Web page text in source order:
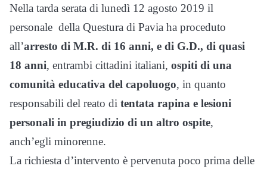
Nella tarda serata di lunedì 12 agosto 2019 il
personale della Questura di Pavia ha proceduto
all’arresto di M.R. di 16 anni, e di G.D., di quasi
18 anni, entrambi cittadini italiani, ospiti di una
comunità educativa del capoluogo, in quanto
responsabili del reato di tentata rapina e lesioni
personali in pregiudizio di un altro ospite,
anch’egli minorenne.
La richiesta d’intervento è pervenuta poco prima delle